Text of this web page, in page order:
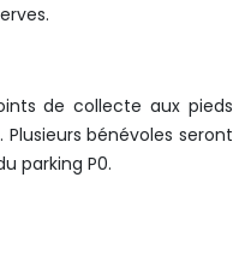
de collecte aux pieds
bénévoles seront
parking P0.